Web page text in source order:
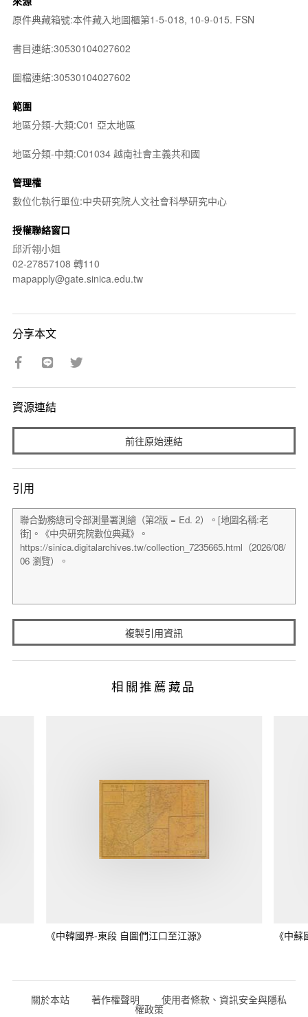
原件典藏箱號:本件藏入地圖櫃第1-5-018, 10-9-015. FSN
書目連結:30530104027602
圖檔連結:30530104027602
範圍
地區分類-大類:C01 亞太地區
地區分類-中類:C01034 越南社會主義共和國
管理權
數位化執行單位:中央研究院人文社會科學研究中心
授權聯絡窗口
邱沂翎小姐
02-27857108 轉110
mapapply@gate.sinica.edu.tw
分享本文
資源連結
前往原始連結
引用
複製引用資訊
相關推薦藏品
《中韓國界-東段 自圖們江口至江源》 《中
關於本站 著作權聲明 使用者條款、資訊安全與隱私
權政策